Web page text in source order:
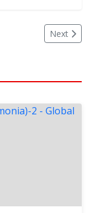
Next